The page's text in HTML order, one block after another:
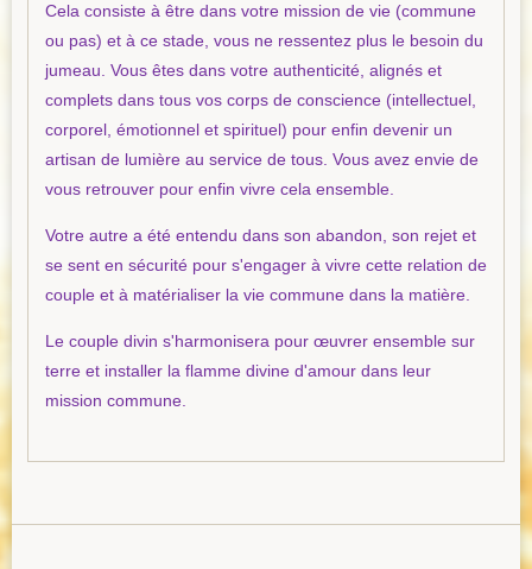
Cela consiste à être dans votre mission de vie (commune
ou pas) et à ce stade, vous ne ressentez plus le besoin du
jumeau. Vous êtes dans votre authenticité, alignés et
complets dans tous vos corps de conscience (intellectuel,
corporel, émotionnel et spirituel) pour enfin devenir un
artisan de lumière au service de tous. Vous avez envie de
vous retrouver pour enfin vivre cela ensemble.
Votre autre a été entendu dans son abandon, son rejet et
se sent en sécurité pour s'engager à vivre cette relation de
couple et à matérialiser la vie commune dans la matière.
Le couple divin s'harmonisera pour œuvrer ensemble sur
terre et installer la flamme divine d'amour dans leur
mission commune.​